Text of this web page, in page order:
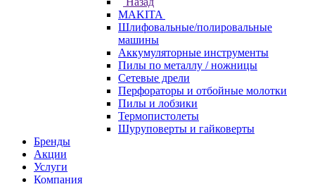
МAKITA
Шлифовальные/полировальные
машины
Аккумуляторные инструменты
Пилы по металлу / ножницы
Сетевые дрели
Перфораторы и отбойные молотки
Пилы и лобзики
Термопистолеты
Шуруповерты и гайковерты
Бренды
Акции
Услуги
Компания